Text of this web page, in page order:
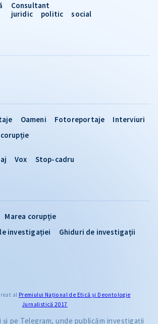
Marea corupție
investigației
Ghiduri de investigații
Oameni Fotoreportaje
Interviuri
corupție
Vox Stop-cadru
Consultant
juridic
politic social
al Premiului Naţional de Etică și Deontologie
Jurnalistică 2017
pe Telegram, unde publicăm investigații